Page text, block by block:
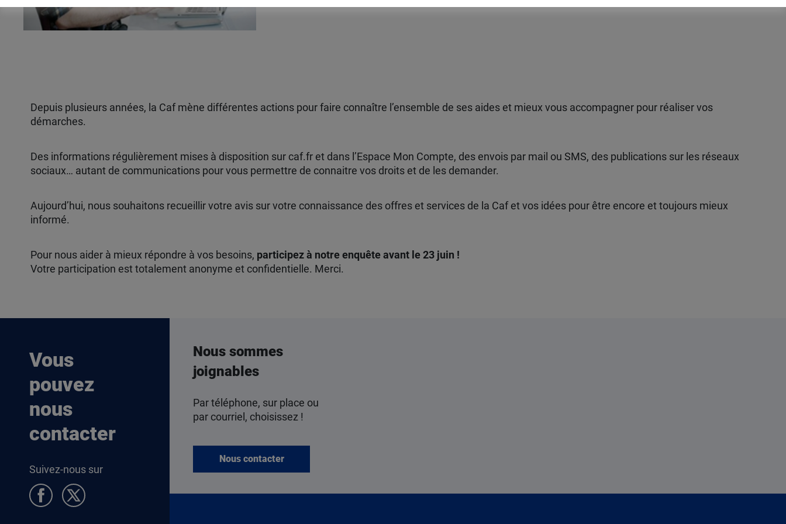
Depuis plusieurs années, la Caf mène différentes actions pour faire connaître l’ensemble de ses aides et mieux vous accompagner pour réaliser vos
démarches.
Des informations régulièrement mises à disposition sur caf.fr et dans l’Espace Mon Compte, des envois par mail ou SMS, des publications sur les réseaux
sociaux… autant de communications pour vous permettre de connaitre vos droits et de les demander.
Aujourd’hui, nous souhaitons recueillir votre avis sur votre connaissance des offres et services de la Caf et vos idées pour être encore et toujours mieux
informé.
Pour nous aider à mieux répondre à vos besoins, participez à notre enquête avant le 23 juin !
Votre participation est totalement anonyme et confidentielle. Merci.
Vous
pouvez
nous
contacter
Suivez-nous sur
Nous sommes
joignables
Par téléphone, sur place ou
par courriel, choisissez !
Nous contacter